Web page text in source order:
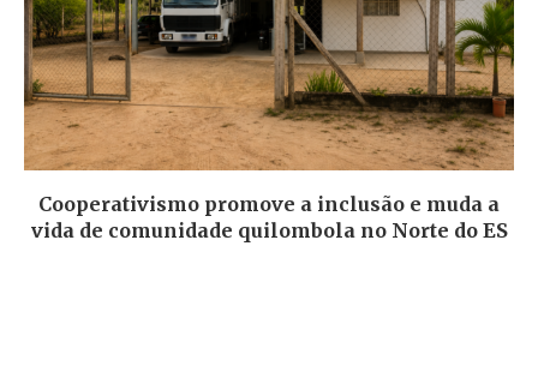
Cooperativismo promove a inclusão e muda a
vida de comunidade quilombola no Norte do ES